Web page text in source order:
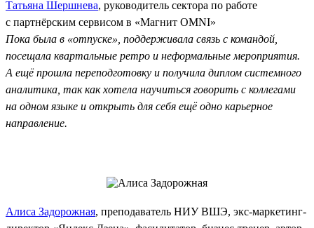
Татьяна Шершнева, руководитель сектора по работе
с партнёрским сервисом в «Магнит OMNI»
Пока была в «отпуске», поддерживала связь с командой,
посещала квартальные ретро и неформальные мероприятия.
А ещё прошла переподготовку и получила диплом системного
аналитика, так как хотела научиться говорить с коллегами
на одном языке и открыть для себя ещё одно карьерное
направление.
Алиса Задорожная, преподаватель НИУ ВШЭ, экс‑маркетинг-